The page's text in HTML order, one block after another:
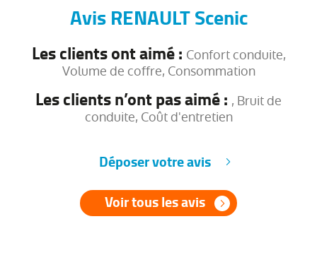
Avis RENAULT Scenic
Les clients ont aimé : Confort conduite,
Volume de coffre, Consommation
Les clients n’ont pas aimé : , Bruit de
conduite, Coût d'entretien
Déposer votre avis
Voir tous les avis